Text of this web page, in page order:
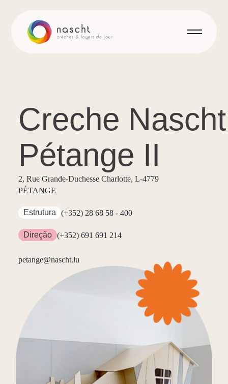
Creche Nascht
Pétange II
2, Rue Grande-Duchesse Charlotte, L-4779
PÉTANGE
Estrutura (+352) 28 68 58 - 400
Direção (+352) 691 691 214
petange@nascht.lu